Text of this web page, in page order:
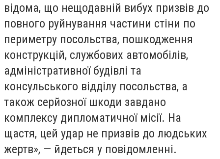
відома, що нещодавній вибух призвів до
повного руйнування частини стіни по
периметру посольства, пошкодження
конструкцій, службових автомобілів,
адміністративної будівлі та
консульського відділу посольства, а
також серйозної шкоди завдано
комплексу дипломатичної місії. На
щастя, цей удар не призвів до людських
жертв», — йдеться у повідомленні.